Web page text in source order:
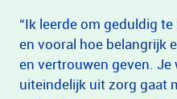
“Ik leerde om geduldig
en vooral hoe belangrijk
en vertrouwen geven. Je
uiteindelijk uit zorg gaat